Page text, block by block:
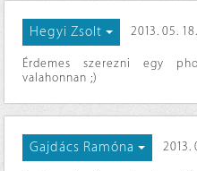
Hegyi Zsolt 2013. 05.
Érdemes szerezni egy
valahonnan ;)
Gajdács Ramóna 2013.